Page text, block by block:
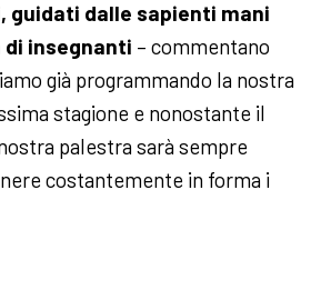
guidati dalle sapienti mani
insegnanti – commentano
già programmando la nostra
stagione e nonostante il
palestra sarà sempre
costantemente in forma i